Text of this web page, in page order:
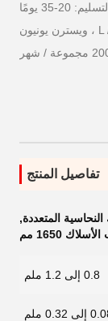
20-35 يومًا
تفاصيل المنتج
المتعددة,
1650 مم
0.8 إلى 1.2 ملم
إلى 0.32 ملم